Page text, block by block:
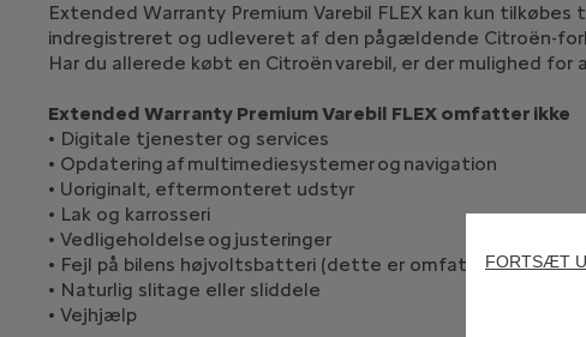
Extended Warranty Premium Varebil FLEX kan kun
indregistreret og udleveret af den pågældende Citroën-
Har du allerede købt en Citroën varebil, er der mulighed
Extended Warranty Premium Varebil FLEX omfatter ikke
• Digitale tjenester og services
• Opdatering af multimediesystemer og navigation
• Uoriginalt, eftermonteret udstyr
• Lak og karrosseri
• Vedligeholdelse og justeringer
• Fejl på bilens højvoltsbatteri (dette er omfattet af
• Naturlig slitage eller sliddele
• Vejhjælp
FORTSÆT